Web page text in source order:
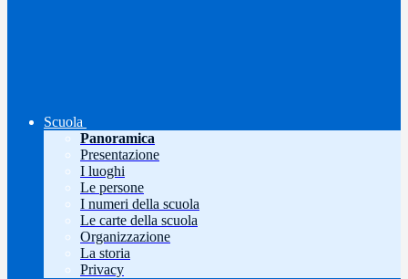
Scuola
Panoramica
Presentazione
I luoghi
Le persone
I numeri della scuola
Le carte della scuola
Organizzazione
La storia
Privacy